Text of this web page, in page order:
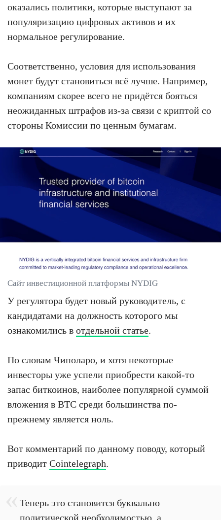
оказались политики, которые выступают за
популяризацию цифровых активов и их
нормальное регулирование.
Соответственно, условия для использования
монет будут становиться всё лучше. Например,
компаниям скорее всего не придётся бояться
неожиданных штрафов из-за связи с криптой со
стороны Комиссии по ценным бумагам.
Сайт инвестиционной платформы NYDIG
У регулятора будет новый руководитель, с
кандидатами на должность которого мы
ознакомились в отдельной статье.
По словам Чиполаро, и хотя некоторые
инвесторы уже успели приобрести какой-то
запас биткоинов, наиболее популярной суммой
вложения в BTC среди большинства по-
прежнему является ноль.
Вот комментарий по данному поводу, который
приводит Cointelegraph.
Теперь это становится буквально
политической необходимостью, а